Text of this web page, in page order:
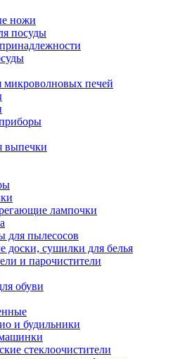
ножи
посуды
микроволновых печей
выпечки
лампочки
для пылесосов
доски, сушилки для белья
и парочистители
обуви
и будильники
стеклоочистители